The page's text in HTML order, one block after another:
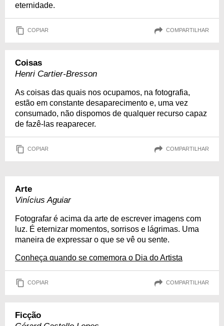
eternidade.
COPIAR COMPARTILHAR
Coisas
Henri Cartier-Bresson
As coisas das quais nos ocupamos, na fotografia,
estão em constante desaparecimento e, uma vez
consumado, não dispomos de qualquer recurso capaz
de fazê-las reaparecer.
COPIAR COMPARTILHAR
Arte
Vinícius Aguiar
Fotografar é acima da arte de escrever imagens com
luz. É eternizar momentos, sorrisos e lágrimas. Uma
maneira de expressar o que se vê ou sente.
Conheça quando se comemora o Dia do Artista
COPIAR COMPARTILHAR
Ficção